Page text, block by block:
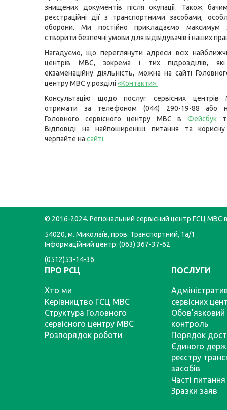
знищених документів після окупації. Також
реєстраційні дії з транспортними засобами,
оборони. Ми постійно прикладаємо максимум
створити безпечні умови для відвідувачів і наших
Нагадуємо, що переглянути адреси всіх
центрів МВС, зокрема і тих підрозділів,
екзаменаційну діяльність, можна на сайті
центру МВС у розділі «Контакти».
Консультацію щодо послуг сервісних
отримати за телефоном (044) 290-19-88 або
Головного сервісного центру МВС в Фейсбук
Відповіді на найпоширеніші питання та
черпайте на сайті.
© 2016-2024. Регіональний сервісний центр ГСЦ МВС
54020, м. Миколаїв, пров. Транспортний, 1а/1
Інформаційний центр: (063) 367-37-62
(0512)53-14-36
ПРО РСЦ
Хто ми
Керівництво ГСЦ МВС
Структура Головного
сервісного центру МВС
Розпорядок роботи
ПОСЛУГИ
сервісних
Обов’язковий
контроль
Порядок
Єдиного
реєстру
засобів
Часті питання
Зразки заяв